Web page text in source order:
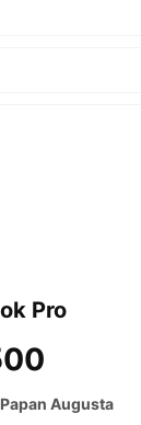
Pro
Papan Augusta